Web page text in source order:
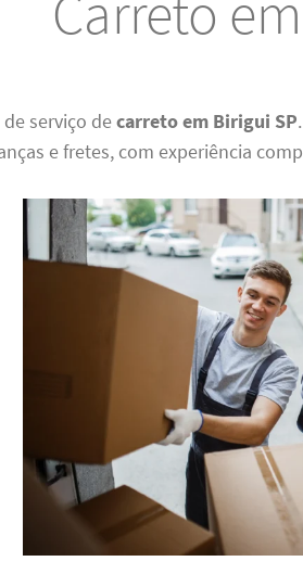
de serviço decarreto em Birigui SP
e fretes, com experiência